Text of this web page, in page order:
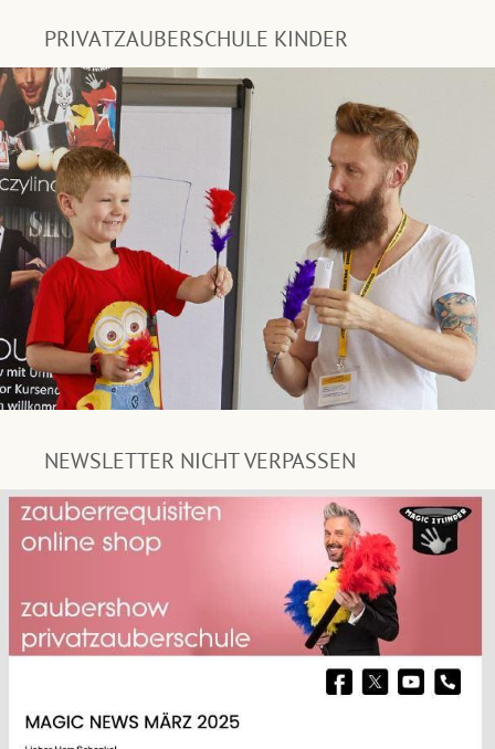
PRIVATZAUBERSCHULE KINDER
NEWSLETTER NICHT VERPASSEN